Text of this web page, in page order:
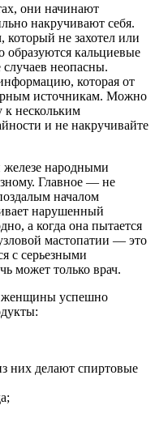
они начинают
накручивают себя.
который не захотел или
образуются кальциевые
неопасны.
которая от
источникам. Можно
к нескольким
и не накручивайте
народными
Главное — не
началом
нарушенный
а когда она пытается
мастопатии — это
с серьезными
может только врач.
женщины успешно
них делают спиртовые